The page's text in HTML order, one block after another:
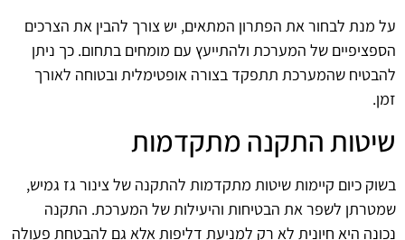
על מנת לבחור את הפתרון המתאים, יש צורך להבין את הצרכים
הספציפיים של המערכת ולהתייעץ עם מומחים בתחום. כך ניתן
להבטיח שהמערכת תתפקד בצורה אופטימלית ובטוחה לאורך
זמן.
שיטות התקנה מתקדמות
בשוק כיום קיימות שיטות מתקדמות להתקנה של צינור גז גמיש,
שמטרתן לשפר את הבטיחות והיעילות של המערכת. התקנה
נכונה היא חיונית לא רק למניעת דליפות אלא גם להבטחת פעולה